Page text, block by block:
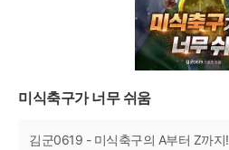
미식축구가 너무 쉬움
김군0619 - 미식축구의 A부터 Z까지!